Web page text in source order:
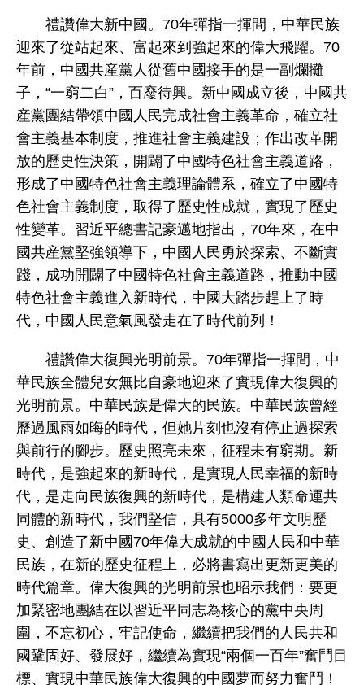
禮讚偉大新中國。70年彈指一揮間，中華民族
迎來了從站起來、富起來到強起來的偉大飛躍。70
年前，中國共産黨人從舊中國接手的是一副爛攤
子，“一窮二白”，百廢待興。新中國成立後，中國共
産黨團結帶領中國人民完成社會主義革命，確立社
會主義基本制度，推進社會主義建設；作出改革開
放的歷史性決策，開闢了中國特色社會主義道路，
形成了中國特色社會主義理論體系，確立了中國特
色社會主義制度，取得了歷史性成就，實現了歷史
性變革。習近平總書記豪邁地指出，70年來，在中
國共産黨堅強領導下，中國人民勇於探索、不斷實
踐，成功開闢了中國特色社會主義道路，推動中國
特色社會主義進入新時代，中國大踏步趕上了時
代，中國人民意氣風發走在了時代前列！
禮讚偉大復興光明前景。70年彈指一揮間，中
華民族全體兒女無比自豪地迎來了實現偉大復興的
光明前景。中華民族是偉大的民族。中華民族曾經
歷過風雨如晦的時代，但她片刻也沒有停止過探索
與前行的腳步。歷史照亮未來，征程未有窮期。新
時代，是強起來的新時代，是實現人民幸福的新時
代，是走向民族復興的新時代，是構建人類命運共
同體的新時代，我們堅信，具有5000多年文明歷
史、創造了新中國70年偉大成就的中國人民和中華
民族，在新的歷史征程上，必將書寫出更新更美的
時代篇章。偉大復興的光明前景也昭示我們：要更
加緊密地團結在以習近平同志為核心的黨中央周
圍，不忘初心，牢記使命，繼續把我們的人民共和
國鞏固好、發展好，繼續為實現“兩個一百年”奮鬥目
標、實現中華民族偉大復興的中國夢而努力奮鬥！